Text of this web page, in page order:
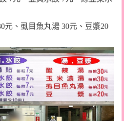
元、虱目魚丸湯 30元、豆漿20